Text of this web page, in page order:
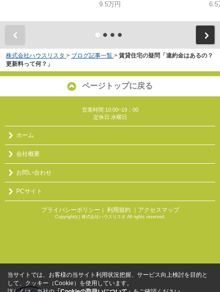
9.5万円
6.5
株式会社ハウスリスタ > ブログ記事一覧 > 賃貸住宅の疑問「違約金はあるの？
更新料って何？」
ページトップに戻る
営業時間:10:00~19：00
定休日:水曜日
ホーム
会社概要
お問い合わせ
PCサイト
プライバシーポリシー 利用規約 ｜アクセスマップ
Copyright(c) 株式会社ハウスリスタ All rights reserved.
当サイトでは、お客様の当サイト利用状況把握、サービス向上検討を目的と
して、クッキー（Cookie）を使用しています。